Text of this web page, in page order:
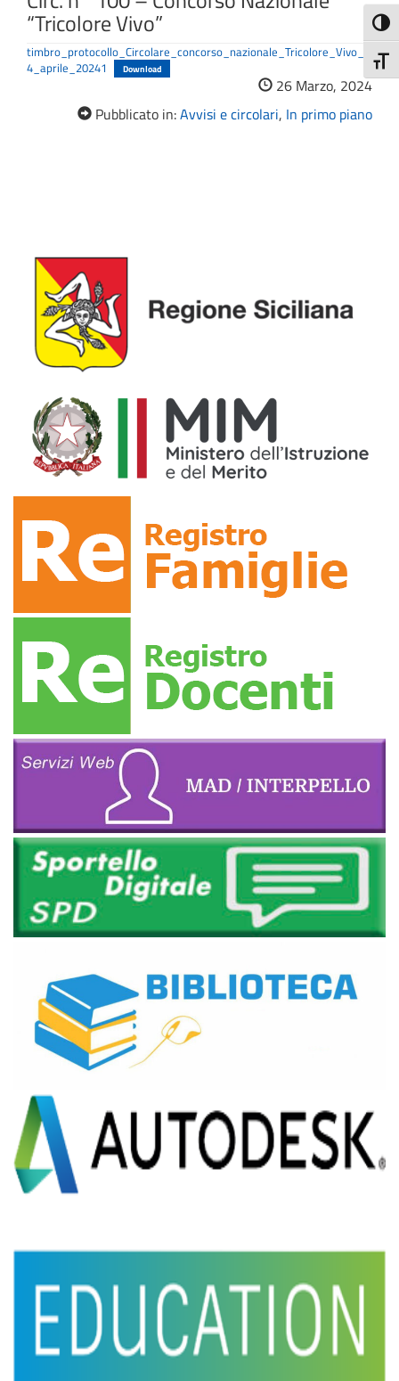
“Tricolore Vivo”
timbro_protocollo_Circolare_concorso_nazionale_Tricolore_Vivo_0
4_aprile_20241
Download
26 Marzo, 2024
Pubblicato in:Avvisi e circolari, In primo piano